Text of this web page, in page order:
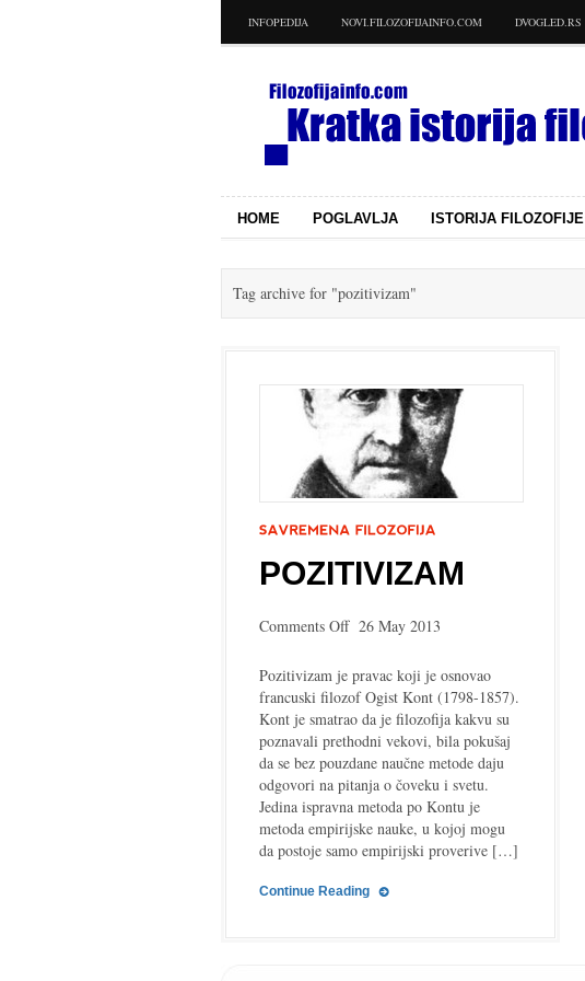
INFOPEDIJA NOVI.FILOZOFIJAINFO.COM DVOGLED.RS
HOME POGLAVLJA ISTORIJA FILOZOFIJE
Tag archive for "pozitivizam"
POZITIVIZAM
Comments Offon26 May 2013
Pozitivizam je pravac koji je osnovao
francuski filozof Ogist Kont (1798-1857).
Kont je smatrao da je filozofija kakvu su
poznavali prethodni vekovi, bila pokušaj
da se bez pouzdane naučne metode daju
odgovori na pitanja o čoveku i svetu.
Jedina ispravna metoda po Kontu je
metoda empirijske nauke, u kojoj mogu
da postoje samo empirijski proverive […]
Continue Reading